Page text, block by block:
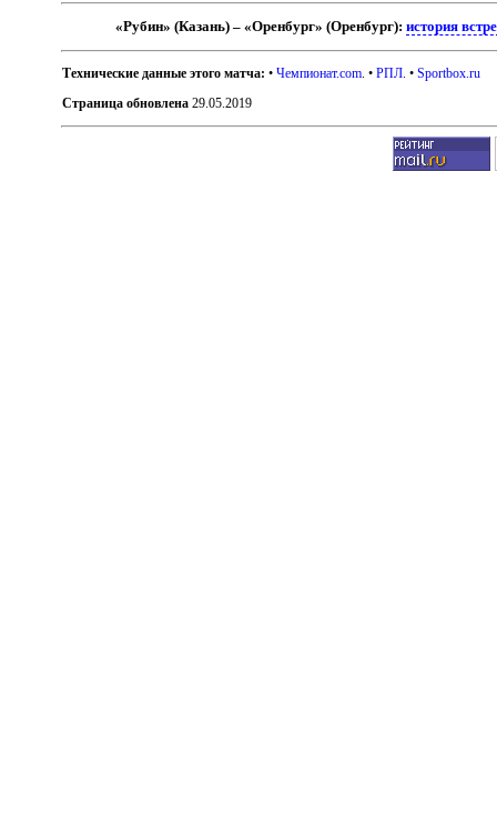
«Рубин» (Казань) – «Оренбург» (Оренбург):история
Технические данные этого матча: •Чемпионат.com . •РПЛ . •Sportbox.ru
Страница обновлена 29.05.2019